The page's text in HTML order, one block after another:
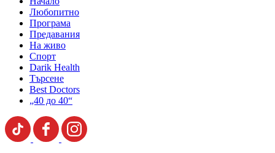
Любопитно
Програма
Предавания
На живо
Спорт
Darik Health
Търсене
Best Doctors
„40 до 40“